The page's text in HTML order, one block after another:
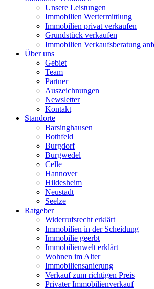
Unsere Leistungen
Immobilien Wertermittlung
Immobilien privat verkaufen
Grundstück verkaufen
Immobilien Verkaufsberatung
Über uns
Gebiet
Team
Partner
Auszeichnungen
Newsletter
Kontakt
Standorte
Barsinghausen
Bothfeld
Burgdorf
Burgwedel
Celle
Hannover
Hildesheim
Neustadt
Seelze
Ratgeber
Widerrufsrecht erklärt
Immobilien in der Scheidung
Immobilie geerbt
Immobilienwelt erklärt
Wohnen im Alter
Immobiliensanierung
Verkauf zum richtigen Preis
Privater Immobilienverkauf